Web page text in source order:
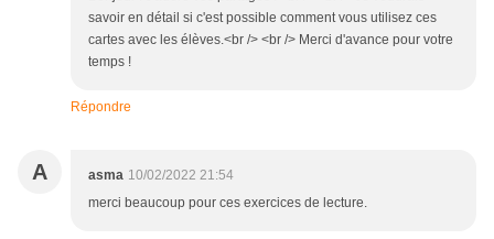
savoir en détail si c'est possible comment vous utilisez ces
cartes avec les élèves.<br /> <br /> Merci d'avance pour votre
temps !
Répondre
A asma 10/02/2022 21:54
merci beaucoup pour ces exercices de lecture.